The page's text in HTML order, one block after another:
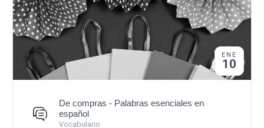
ENE
10
De compras - Palabras esenciales en
español
Vocabulario